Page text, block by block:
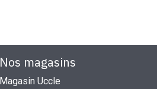
Nos magasins
Magasin Uccle